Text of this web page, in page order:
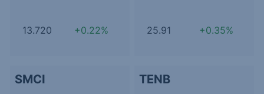
13.720 +0.22% 25.91 +0.35%
SMCI TENB